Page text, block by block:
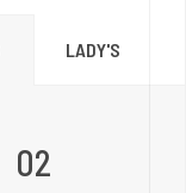
LADY'S
02